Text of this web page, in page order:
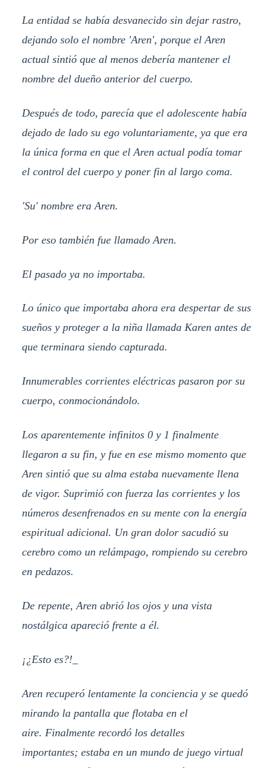
La entidad se había desvanecido sin dejar rastro,
dejando solo el nombre 'Aren', porque el Aren
actual sintió que al menos debería mantener el
nombre del dueño anterior del cuerpo.
Después de todo, parecía que el adolescente había
dejado de lado su ego voluntariamente, ya que era
la única forma en que el Aren actual podía tomar
el control del cuerpo y poner fin al largo coma.
'Su' nombre era Aren.
Por eso también fue llamado Aren.
El pasado ya no importaba.
Lo único que importaba ahora era despertar de sus
sueños y proteger a la niña llamada Karen antes de
que terminara siendo capturada.
Innumerables corrientes eléctricas pasaron por su
cuerpo, conmocionándolo.
Los aparentemente infinitos 0 y 1 finalmente
llegaron a su fin, y fue en ese mismo momento que
Aren sintió que su alma estaba nuevamente llena
de vigor. Suprimió con fuerza las corrientes y los
números desenfrenados en su mente con la energía
espiritual adicional. Un gran dolor sacudió su
cerebro como un relámpago, rompiendo su cerebro
en pedazos.
De repente, Aren abrió los ojos y una vista
nostálgica apareció frente a él.
¡¿Esto es?!_
Aren recuperó lentamente la conciencia y se quedó
mirando la pantalla que flotaba en el
aire. Finalmente recordó los detalles
importantes; estaba en un mundo de juego virtual